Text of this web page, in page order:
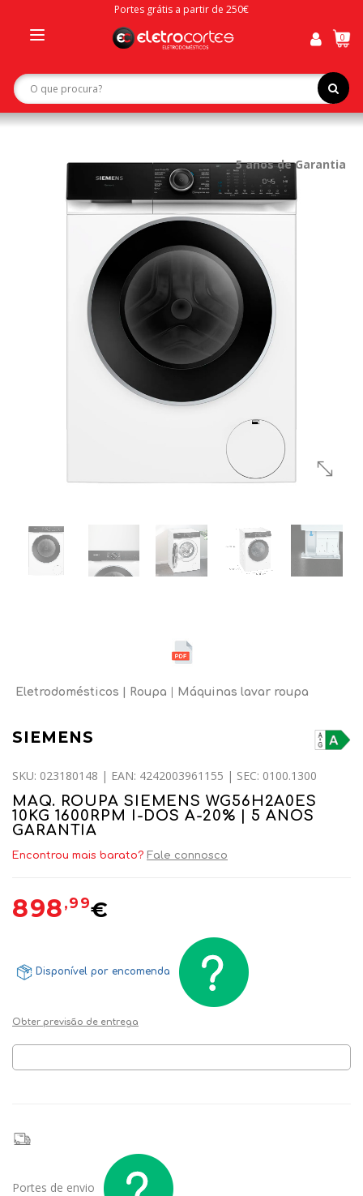
Portes grátis a partir de 250€
navigation
0
5 anos de Garantia
Eletrodomésticos Roupa Máquinas lavar roupa
SIEMENS
SKU: 023180148 | EAN: 4242003961155 | SEC: 0100.1300
MAQ. ROUPA SIEMENS WG56H2A0ES
10KG 1600RPM I-DOS A-20% | 5 ANOS
GARANTIA
Encontrou mais barato? Fale connosco
898,99€
Disponível por encomenda
Obter previsão de entrega
Portes de envio